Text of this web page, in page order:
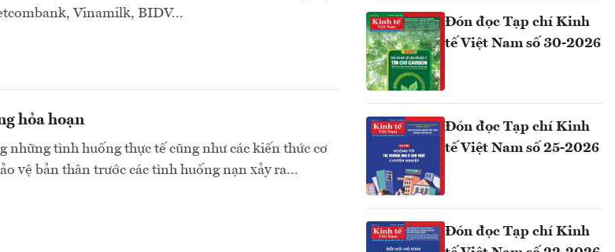
Vinamilk, BIDV...
hỏa hoạn
những tình huống thực tế cũng như các kiến thức cơ
vệ bản thân trước các tình huống nạn xảy ra...
Đón đọc Tạp chí Kinh
tế Việt Nam số 30-2026
Đón đọc Tạp chí Kinh
tế Việt Nam số 25-2026
Đón đọc Tạp chí Kinh